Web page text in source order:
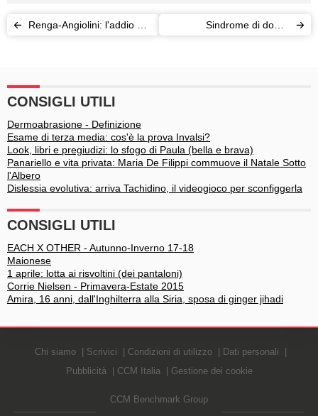
Renga-Angiolini: l'addio è
Sindrome di down,
CONSIGLI UTILI
Dermoabrasione - Definizione
Esame di terza media: cos'è la prova Invalsi?
Look, libri e pregiudizi: lo sfogo di Paula (bella e brava)
Panariello e vita privata: Maria De Filippi commuove il Natale Sotto
l'Albero
Dislessia evolutiva: arriva Tachidino, il videogioco per sconfiggerla
CONSIGLI UTILI
EACH X OTHER - Autunno-Inverno 17-18
Maionese
1 aprile: lotta ai risvoltini (dei pantaloni)
Corrie Nielsen - Primavera-Estate 2015
Amira, 16 anni, dall'Inghilterra alla Siria, sposa di ginger jihadi
Chi siamo Scrivici Condizioni di utilizzo
Dati personali
Pubblicità
CCM Italia Gestione dei cookie
CCM Benchmark Group